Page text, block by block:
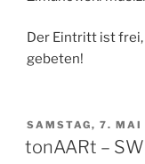
Der Eintritt ist
gebeten!
VERÖFFENTLICHT
AM
SAMSTAG, 7. MAI
tonAARt –